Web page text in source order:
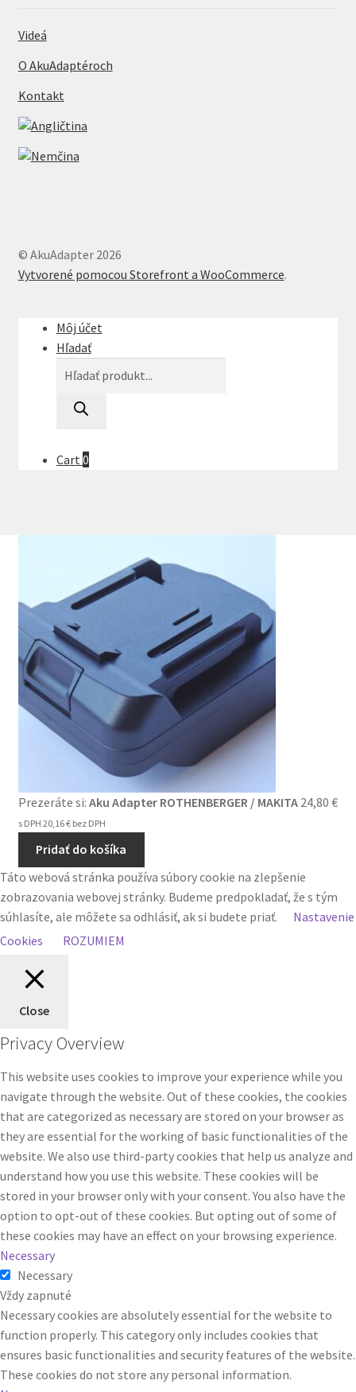
Videá
O AkuAdaptéroch
Kontakt
© AkuAdapter 2026
Vytvorené pomocou Storefront a WooCommerce.
Môj účet
Hľadať
Products
Cart 0
Prezeráte si: Aku Adapter ROTHENBERGER / MAKITA 24,80 €
s DPH 20,16€bez DPH
Pridať do košíka
Táto webová stránka používa súbory cookie na zlepšenie
zobrazovania webovej stránky. Budeme predpokladať, že s tým
súhlasíte, ale môžete sa odhlásiť, ak si budete priať.
Nastavenie
Cookies
ROZUMIEM
Close
Privacy Overview
This website uses cookies to improve your experience while you
navigate through the website. Out of these cookies, the cookies
that are categorized as necessary are stored on your browser as
they are essential for the working of basic functionalities of the
website. We also use third-party cookies that help us analyze and
understand how you use this website. These cookies will be
stored in your browser only with your consent. You also have the
option to opt-out of these cookies. But opting out of some of
these cookies may have an effect on your browsing experience.
Necessary
Necessary
Vždy zapnuté
Necessary cookies are absolutely essential for the website to
function properly. This category only includes cookies that
ensures basic functionalities and security features of the website.
These cookies do not store any personal information.